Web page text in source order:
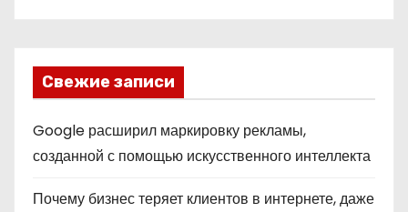
Свежие записи
Google расширил маркировку рекламы,
созданной с помощью искусственного интеллекта
Почему бизнес теряет клиентов в интернете, даже